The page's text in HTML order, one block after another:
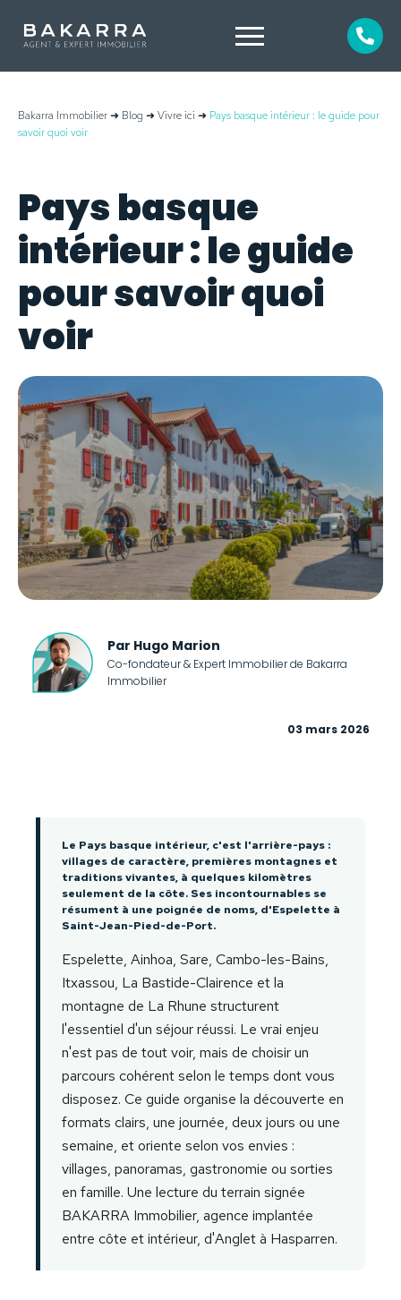
Bakarra Immobilier➜ Blog ➜ Vivre ici ➜ Pays basque intérieur : le guide pour
savoir quoi voir
Pays basque
intérieur : le guide
pour savoir quoi
voir
Par Hugo Marion
Co-fondateur & Expert Immobilier de Bakarra
Immobilier
03 mars 2026
Le Pays basque intérieur, c'est l'arrière-pays :
villages de caractère, premières montagnes et
traditions vivantes, à quelques kilomètres
seulement de la côte. Ses incontournables se
résument à une poignée de noms, d'Espelette à
Saint-Jean-Pied-de-Port.
Espelette, Ainhoa, Sare, Cambo-les-Bains,
Itxassou, La Bastide-Clairence et la
montagne de La Rhune structurent
l'essentiel d'un séjour réussi. Le vrai enjeu
n'est pas de tout voir, mais de choisir un
parcours cohérent selon le temps dont vous
disposez. Ce guide organise la découverte en
formats clairs, une journée, deux jours ou une
semaine, et oriente selon vos envies :
villages, panoramas, gastronomie ou sorties
en famille. Une lecture du terrain signée
BAKARRA Immobilier, agence implantée
entre côte et intérieur, d'Anglet à Hasparren.